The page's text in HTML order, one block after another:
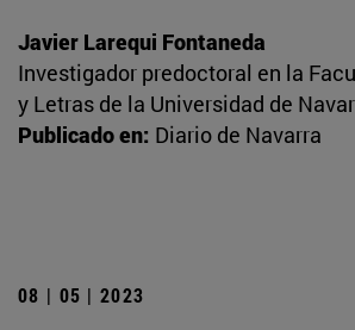
Javier Larequi Fontaneda
Investigador predoctoral en la
y Letras de la Universidad de
Publicado en: Diario de Navarra
08 | 05 | 2023